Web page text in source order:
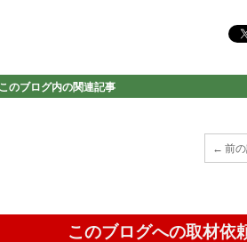
このブログ内の関連記事
← 前
このブログへの取材依